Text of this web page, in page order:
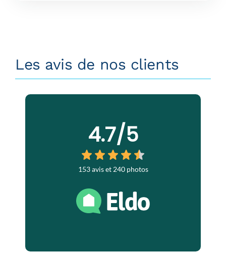
Les avis de nos clients